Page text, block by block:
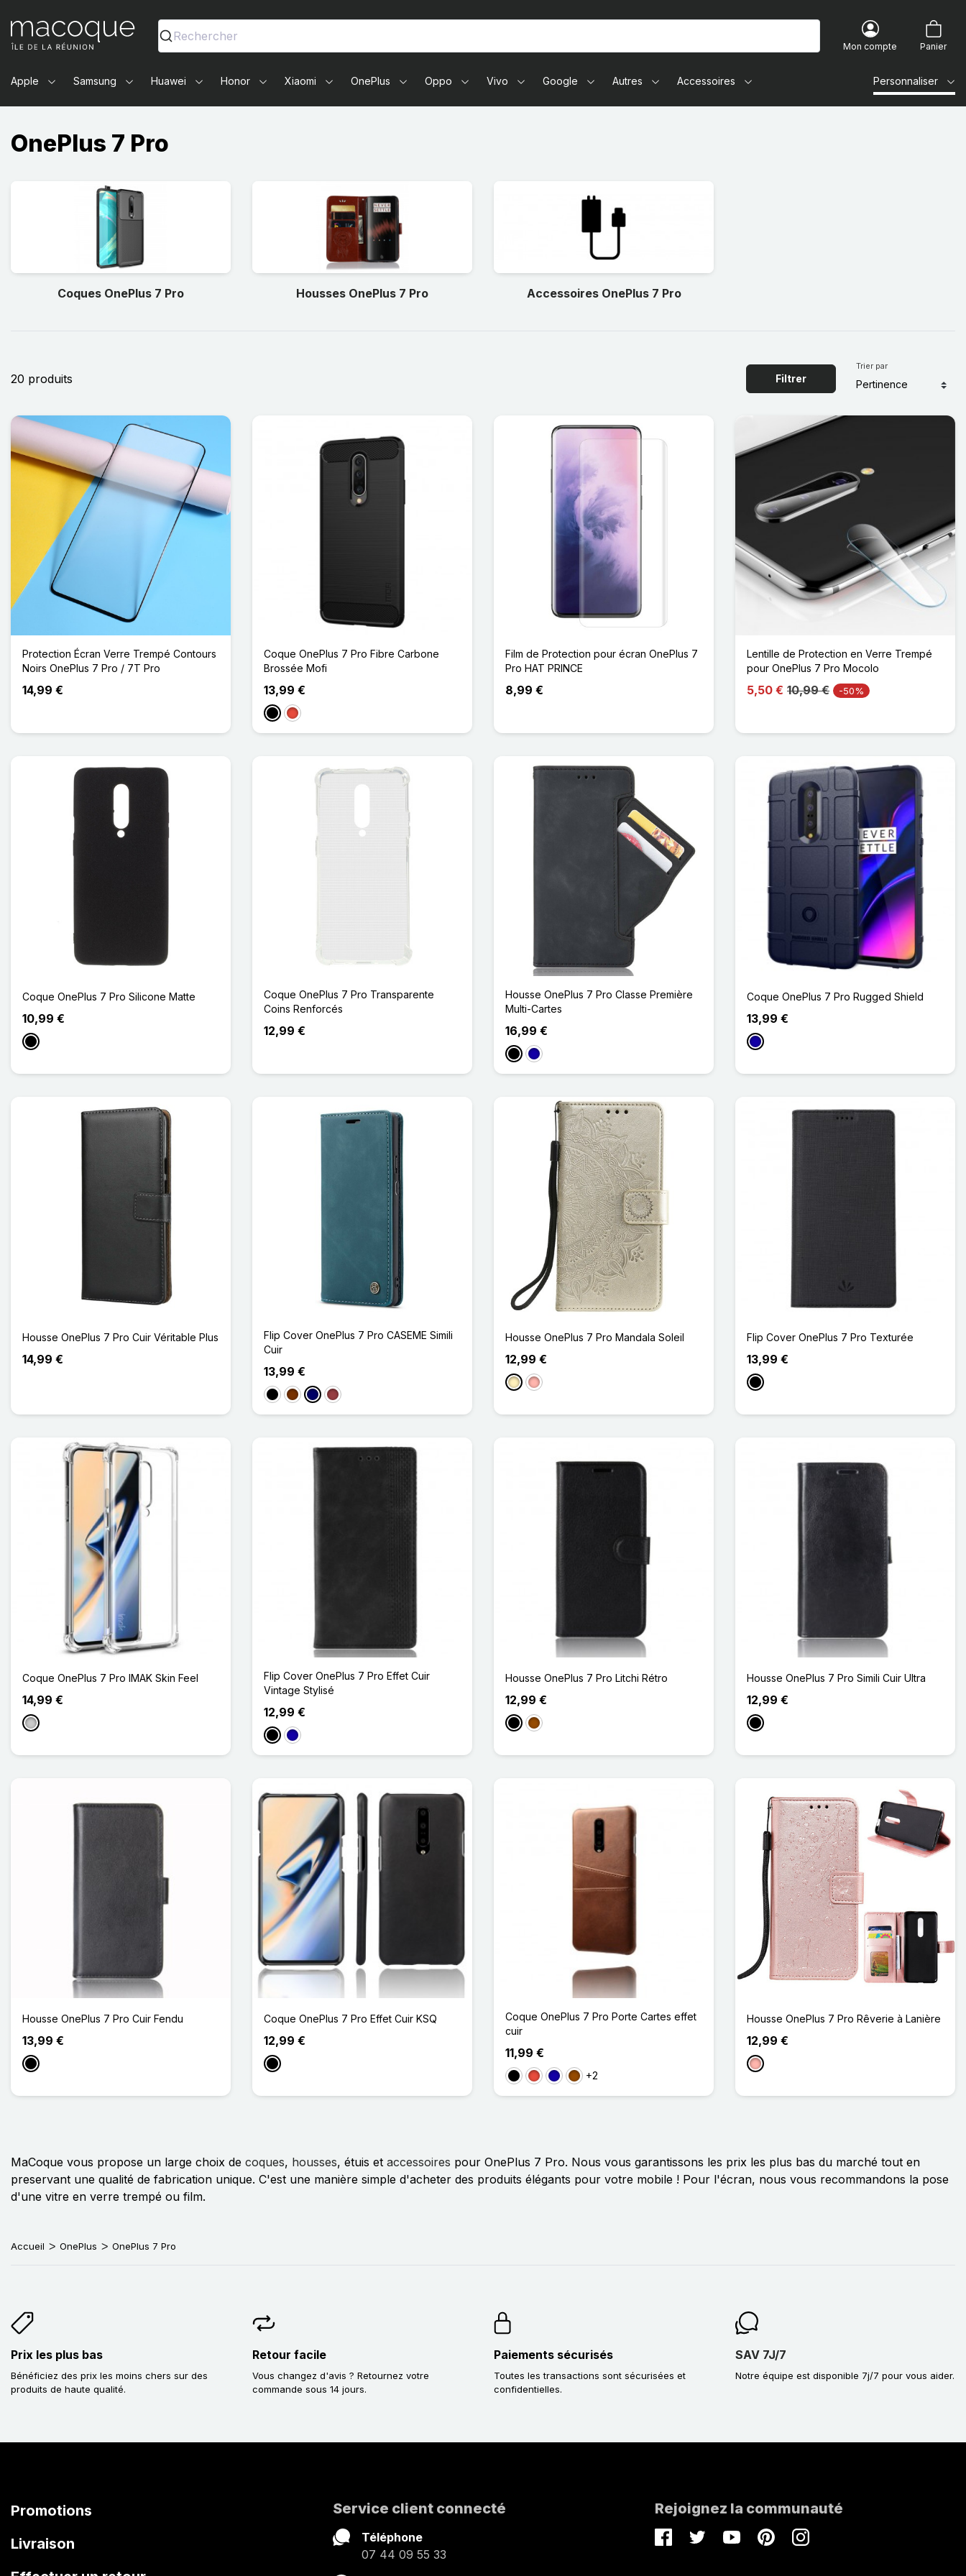
Ma Coque - Coques et Accessoires pour smartphones et tablettes
Rechercher
Mon compte Panier
Apple Samsung Huawei Honor Xiaomi OnePlus Oppo Vivo Google Autres Accessoires Personnaliser
OnePlus 7 Pro
Coques OnePlus 7 Pro Housses OnePlus 7 Pro Accessoires OnePlus 7 Pro
20 produits Filtrer
Trier par
Protection Écran Verre Trempé Contours
Noirs OnePlus 7 Pro / 7T Pro
14,99 €
Coque OnePlus 7 Pro Fibre Carbone
Brossée Mofi
13,99 €
NoirRouge
Film de Protection pour écran OnePlus 7
Pro HAT PRINCE
8,99 €
Lentille de Protection en Verre Trempé
pour OnePlus 7 Pro Mocolo
5,50 € 10,99 € -50%
Coque OnePlus 7 Pro Silicone Matte
10,99 €
Noir
Coque OnePlus 7 Pro Transparente
Coins Renforcés
12,99 €
Housse OnePlus 7 Pro Classe Première
Multi-Cartes
16,99 €
NoirBleu Foncé
Coque OnePlus 7 Pro Rugged Shield
13,99 €
Bleu Foncé
Housse OnePlus 7 Pro Cuir Véritable Plus
14,99 €
Flip Cover OnePlus 7 Pro CASEME Simili
Cuir
13,99 €
NoirCaféBleu Marine
Rouge Foncé
Housse OnePlus 7 Pro Mandala Soleil
12,99 €
DoréOr Rose
Flip Cover OnePlus 7 Pro Texturée
13,99 €
Noir
Coque OnePlus 7 Pro IMAK Skin Feel
14,99 €
Transparent
Flip Cover OnePlus 7 Pro Effet Cuir
Vintage Stylisé
12,99 €
NoirBleu Foncé
Housse OnePlus 7 Pro Litchi Rétro
12,99 €
NoirMarron
Housse OnePlus 7 Pro Simili Cuir Ultra
12,99 €
Noir
Housse OnePlus 7 Pro Cuir Fendu
13,99 €
Noir
Coque OnePlus 7 Pro Effet Cuir KSQ
12,99 €
Noir
Coque OnePlus 7 Pro Porte Cartes effet
cuir
11,99 €
NoirRougeBleu Foncé
Marron
+2
Housse OnePlus 7 Pro Rêverie à Lanière
12,99 €
Or Rose
MaCoque vous propose un large choix de coques, housses, étuis et accessoires pour OnePlus 7 Pro. Nous vous garantissons les prix les plus bas du marché tout en
preservant une qualité de fabrication unique. C'est une manière simple d'acheter des produits élégants pour votre mobile ! Pour l'écran, nous vous recommandons la pose
d'une vitre en verre trempé ou film.
Accueil OnePlus OnePlus 7 Pro
Prix les plus bas
Bénéficiez des prix les moins chers sur des
produits de haute qualité.
Retour facile
Vous changez d'avis ? Retournez votre
commande sous 14 jours.
Paiements sécurisés
Toutes les transactions sont sécurisées et
confidentielles.
SAV 7J/7
Notre équipe est disponible 7j/7 pour vous aider.
Promotions
Livraison
Service client connecté
Téléphone
07 44 09 55 33
Rejoignez la communauté
FacebookTwitterYoutubePinterestInstagram